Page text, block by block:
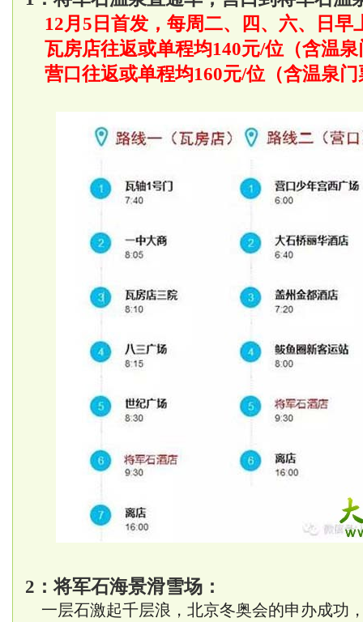
12月5日首发，每周二、四、六、日早
瓦房店往返或单程均140元/位（含温泉
营口往返或单程均160元/位（含温泉
2：将军石海景滑雪场：
一层石激起千层浪，北京冬奥会的申办成功